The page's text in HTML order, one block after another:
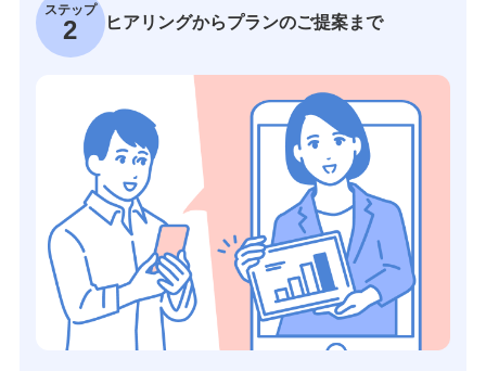
ステップ
2 ヒアリングからプランのご提案まで